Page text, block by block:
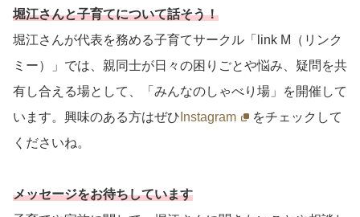
堀江さんと子育てについて話そう！
堀江さんが代表を務める子育てサークル「link M（リンク
ミー）」では、親同士が日々の困りごとや悩み、疑問を共
有し合える場として、「みんなのしゃべり場」を開催して
います。興味のある方はぜひ Instagram
をチェックして
くださいね。
メッセージをお待ちしています